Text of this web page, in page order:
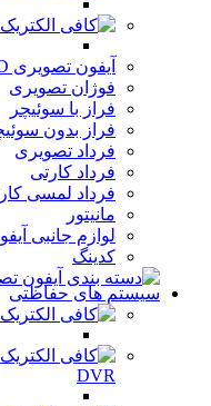
آیفون تصویری HD
فوژان تصویری
فراز با سوئیچر
فراز بدون
فرداد تصویری
فرداد کارتی
فرداد لمسی
مانیتور
لوازم جانبی
کدینگ
سیستم های حفاظتی
DVR